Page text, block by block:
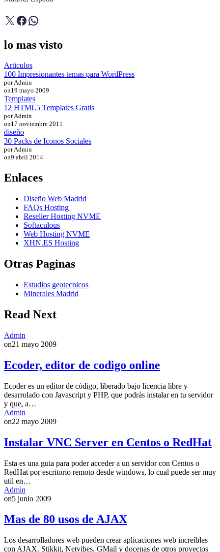
X Facebook
WhatsApp
lo mas visto
Articulos
100 Impresionantes temas para WordPress
por Admin
on19 mayo 2009
Templates
12 HTML5 Templates Gratis
por Admin
on17 noviembre 2011
diseño
30 Packs de Iconos Sociales
por Admin
on9 abril 2014
Enlaces
Diseño Web Madrid
FAQs Hosting
Reseller Hosting NVME
Softaculous
Web Hosting NVME
XHN.ES Hosting
Otras Paginas
Estudios geotecnicos
Minerales Madrid
Read Next
Admin
on21 mayo 2009
Ecoder, editor de codigo online
Ecoder es un editor de código, liberado bajo licencia libre y
desarrolado con Javascript y PHP, que podrás instalar en tu servidor
y que, a…
Admin
on22 mayo 2009
Instalar VNC Server en Centos o RedHat
Esta es una guia para poder acceder a un servidor con Centos o
RedHat por escritorio remoto desde windows, lo cual puede ser muy
util en…
Admin
on5 junio 2009
Mas de 80 usos de AJAX
Los desarrolladores web pueden crear aplicaciones web increíbles
con AJAX. Stikkit, Netvibes, GMail y docenas de otros proyectos